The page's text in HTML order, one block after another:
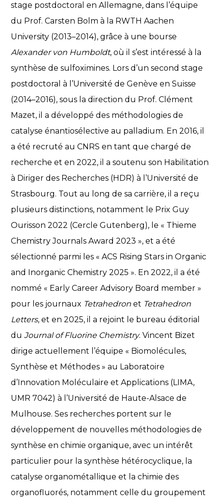
stage postdoctoral en Allemagne, dans l’équipe
du Prof. Carsten Bolm à la RWTH Aachen
University (2013–2014), grâce à une bourse
Alexander von Humboldt, où il s’est intéressé à la
synthèse de sulfoximines. Lors d’un second stage
postdoctoral à l’Université de Genève en Suisse
(2014–2016), sous la direction du Prof. Clément
Mazet, il a développé des méthodologies de
catalyse énantiosélective au palladium. En 2016, il
a été recruté au CNRS en tant que chargé de
recherche et en 2022, il a soutenu son Habilitation
à Diriger des Recherches (HDR) à l’Université de
Strasbourg. Tout au long de sa carrière, il a reçu
plusieurs distinctions, notamment le Prix Guy
Ourisson 2022 (Cercle Gutenberg), le « Thieme
Chemistry Journals Award 2023 », et a été
sélectionné parmi les « ACS Rising Stars in Organic
and Inorganic Chemistry 2025 ». En 2022, il a été
nommé « Early Career Advisory Board member »
pour les journaux Tetrahedron et Tetrahedron
Letters, et en 2025, il a rejoint le bureau éditorial
duJournal of Fluorine Chemistry. Vincent Bizet
dirige actuellement l’équipe « Biomolécules,
Synthèse et Méthodes » au Laboratoire
d’Innovation Moléculaire et Applications (LIMA,
UMR 7042) à l’Université de Haute-Alsace de
Mulhouse. Ses recherches portent sur le
développement de nouvelles méthodologies de
synthèse en chimie organique, avec un intérêt
particulier pour la synthèse hétérocyclique, la
catalyse organométallique et la chimie des
organofluorés, notamment celle du groupement